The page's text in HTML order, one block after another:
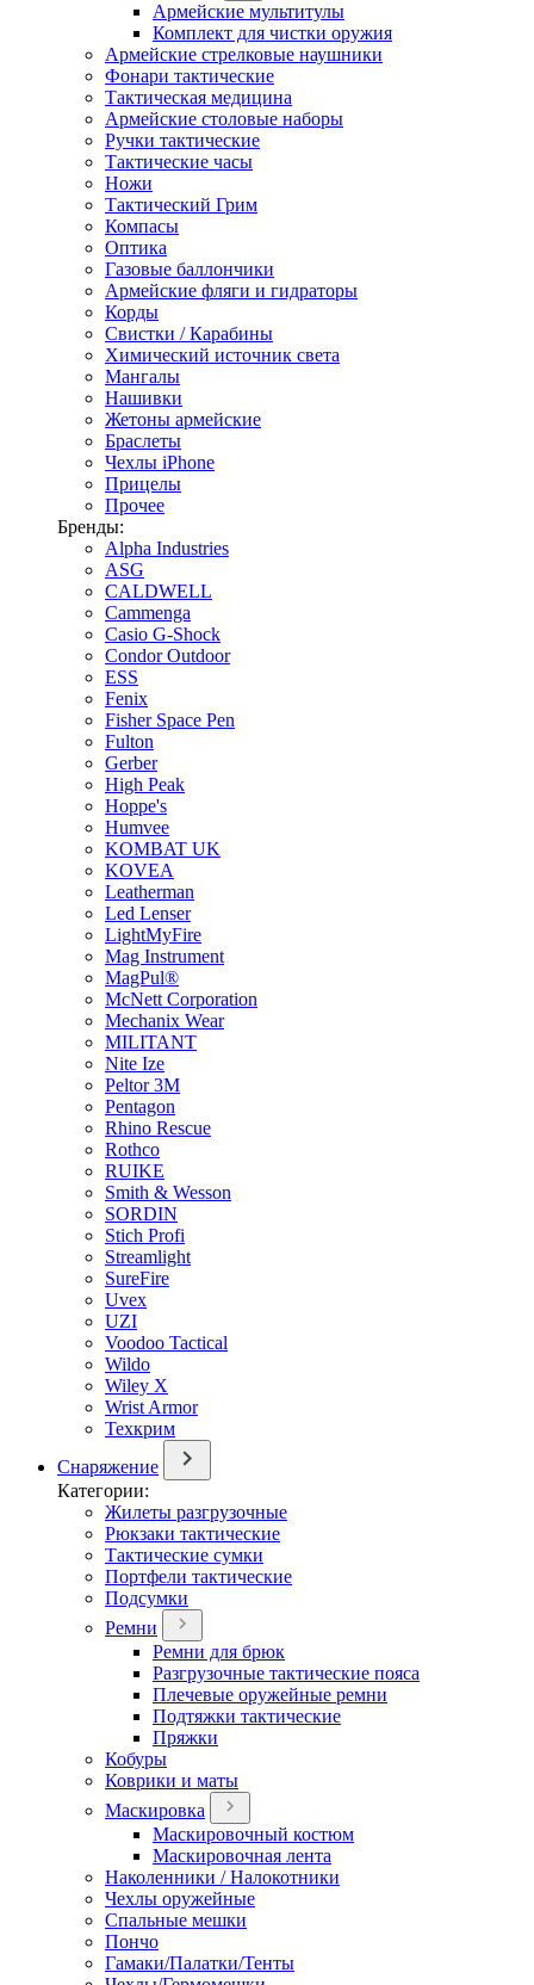
Армейские мультитулы
Комплект для чистки оружия
Армейские стрелковые наушники
Фонари тактические
Тактическая медицина
Армейские столовые наборы
Ручки тактические
Тактические часы
Ножи
Тактический Грим
Компасы
Оптика
Газовые баллончики
Армейские фляги и гидраторы
Корды
Свистки / Карабины
Химический источник света
Мангалы
Нашивки
Жетоны армейские
Браслеты
Чехлы iPhone
Прицелы
Прочее
Бренды:
Alpha Industries
ASG
CALDWELL
Cammenga
Casio G-Shock
Condor Outdoor
ESS
Fenix
Fisher Space Pen
Fulton
Gerber
High Peak
Hoppe's
Humvee
KOMBAT UK
KOVEA
Leatherman
Led Lenser
LightMyFire
Mag Instrument
MagPul®
McNett Corporation
Mechanix Wear
MILITANT
Nite Ize
Peltor 3M
Pentagon
Rhino Rescue
Rothco
RUIKE
Smith & Wesson
SORDIN
Stich Profi
Streamlight
SureFire
Uvex
UZI
Voodoo Tactical
Wildo
Wiley X
Wrist Armor
Техкрим
Снаряжение
Категории:
Жилеты разгрузочные
Рюкзаки тактические
Тактические сумки
Портфели тактические
Подсумки
Ремни
Ремни для брюк
Разгрузочные тактические пояса
Плечевые оружейные ремни
Подтяжки тактические
Пряжки
Кобуры
Коврики и маты
Маскировка
Маскировочный костюм
Маскировочная лента
Наколенники / Налокотники
Чехлы оружейные
Спальные мешки
Пончо
Гамаки/Палатки/Тенты